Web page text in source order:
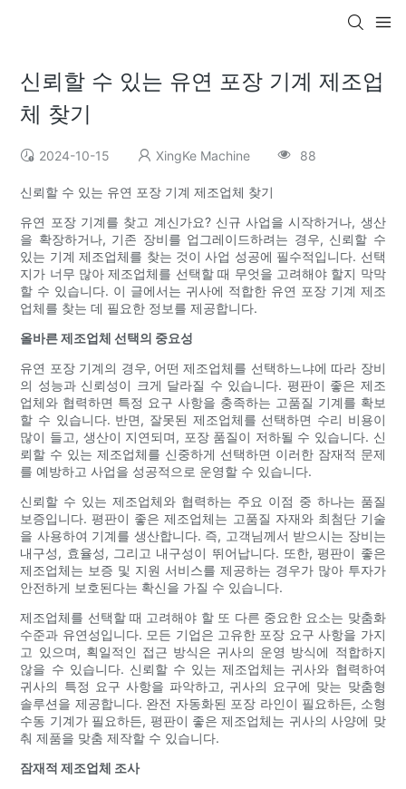
신뢰할 수 있는 유연 포장 기계 제조업
체 찾기
2024-10-15 XingKe Machine 88
신뢰할 수 있는 유연 포장 기계 제조업체 찾기
유연 포장 기계를 찾고 계신가요? 신규 사업을 시작하거나, 생산
을 확장하거나, 기존 장비를 업그레이드하려는 경우, 신뢰할 수
있는 기계 제조업체를 찾는 것이 사업 성공에 필수적입니다. 선택
지가 너무 많아 제조업체를 선택할 때 무엇을 고려해야 할지 막막
할 수 있습니다. 이 글에서는 귀사에 적합한 유연 포장 기계 제조
업체를 찾는 데 필요한 정보를 제공합니다.
올바른 제조업체 선택의 중요성
유연 포장 기계의 경우, 어떤 제조업체를 선택하느냐에 따라 장비
의 성능과 신뢰성이 크게 달라질 수 있습니다. 평판이 좋은 제조
업체와 협력하면 특정 요구 사항을 충족하는 고품질 기계를 확보
할 수 있습니다. 반면, 잘못된 제조업체를 선택하면 수리 비용이
많이 들고, 생산이 지연되며, 포장 품질이 저하될 수 있습니다. 신
뢰할 수 있는 제조업체를 신중하게 선택하면 이러한 잠재적 문제
를 예방하고 사업을 성공적으로 운영할 수 있습니다.
신뢰할 수 있는 제조업체와 협력하는 주요 이점 중 하나는 품질
보증입니다. 평판이 좋은 제조업체는 고품질 자재와 최첨단 기술
을 사용하여 기계를 생산합니다. 즉, 고객님께서 받으시는 장비는
내구성, 효율성, 그리고 내구성이 뛰어납니다. 또한, 평판이 좋은
제조업체는 보증 및 지원 서비스를 제공하는 경우가 많아 투자가
안전하게 보호된다는 확신을 가질 수 있습니다.
제조업체를 선택할 때 고려해야 할 또 다른 중요한 요소는 맞춤화
수준과 유연성입니다. 모든 기업은 고유한 포장 요구 사항을 가지
고 있으며, 획일적인 접근 방식은 귀사의 운영 방식에 적합하지
않을 수 있습니다. 신뢰할 수 있는 제조업체는 귀사와 협력하여
귀사의 특정 요구 사항을 파악하고, 귀사의 요구에 맞는 맞춤형
솔루션을 제공합니다. 완전 자동화된 포장 라인이 필요하든, 소형
수동 기계가 필요하든, 평판이 좋은 제조업체는 귀사의 사양에 맞
춰 제품을 맞춤 제작할 수 있습니다.
잠재적 제조업체 조사